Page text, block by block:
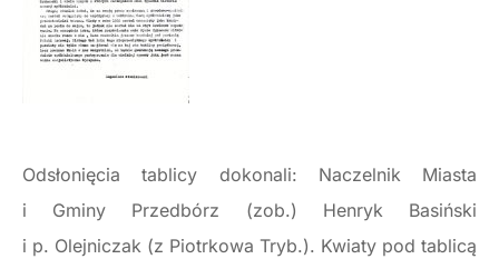
Odsłonięcia tablicy dokonali: Naczelnik Miasta
i Gminy Przedbórz (zob.) Henryk Basiński
i p. Olejniczak (z Piotrkowa Tryb.). Kwiaty pod tablicą